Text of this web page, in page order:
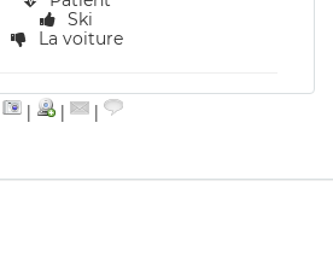
Ski
La voiture
| | |